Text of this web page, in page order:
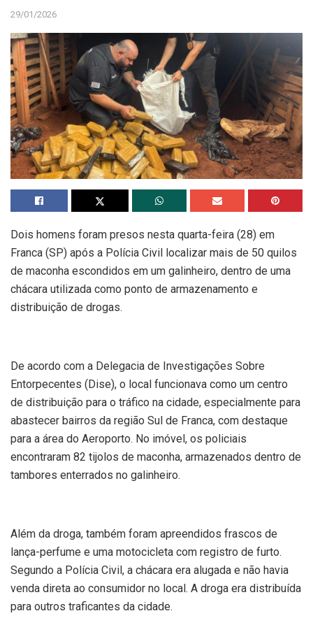
29/01/2026
Dois homens foram presos nesta quarta-feira (28) em
Franca (SP) após a Polícia Civil localizar mais de 50 quilos
de maconha escondidos em um galinheiro, dentro de uma
chácara utilizada como ponto de armazenamento e
distribuição de drogas.
De acordo com a Delegacia de Investigações Sobre
Entorpecentes (Dise), o local funcionava como um centro
de distribuição para o tráfico na cidade, especialmente para
abastecer bairros da região Sul de Franca, com destaque
para a área do Aeroporto. No imóvel, os policiais
encontraram 82 tijolos de maconha, armazenados dentro de
tambores enterrados no galinheiro.
Além da droga, também foram apreendidos frascos de
lança-perfume e uma motocicleta com registro de furto.
Segundo a Polícia Civil, a chácara era alugada e não havia
venda direta ao consumidor no local. A droga era distribuída
para outros traficantes da cidade.